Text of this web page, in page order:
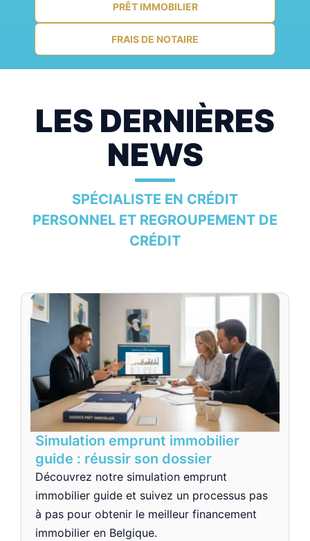
PRÊT IMMOBILIER
FRAIS DE NOTAIRE
LES DERNIÈRES
NEWS
SPÉCIALISTE EN CRÉDIT
PERSONNEL ET REGROUPEMENT DE
CRÉDIT
Simulation emprunt immobilier
guide : réussir son dossier
Découvrez notre simulation emprunt
immobilier guide et suivez un processus pas
à pas pour obtenir le meilleur financement
immobilier en Belgique.